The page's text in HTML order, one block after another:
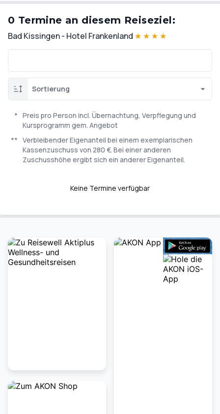
0 Termine an diesem Reiseziel:
Bad Kissingen - Hotel Frankenland ★ ★ ★ ★
Sortierung
* Preis pro Person incl. Übernachtung, Verpflegung und
Kursprogramm gem. Angebot
** Verbleibender Eigenanteil bei einem exemplarischen
Kassenzuschuss von 280 €. Bei einer anderen
Zuschusshöhe ergibt sich ein anderer Eigenanteil.
Keine Termine verfügbar